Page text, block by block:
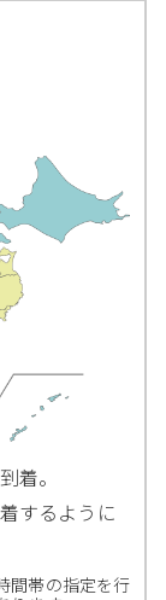
着。
するように
間帯の指定を行